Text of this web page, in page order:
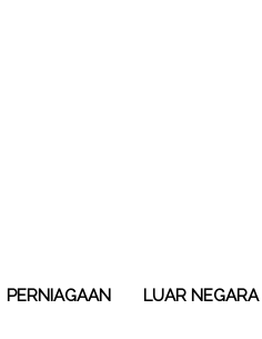
PERNIAGAAN LUAR NEGARA